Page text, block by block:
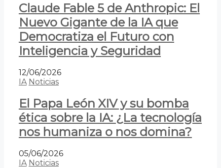
Claude Fable 5 de Anthropic: El
Nuevo Gigante de la IA que
Democratiza el Futuro con
Inteligencia y Seguridad
12/06/2026
IA Noticias
El Papa León XIV y su bomba
ética sobre la IA: ¿La tecnología
nos humaniza o nos domina?
05/06/2026
IA Noticias